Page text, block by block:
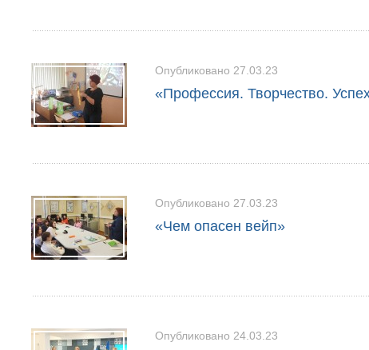
Опубликовано 27.03.23
«Профессия. Творчество.
Опубликовано 27.03.23
«Чем опасен вейп»
Опубликовано 24.03.23